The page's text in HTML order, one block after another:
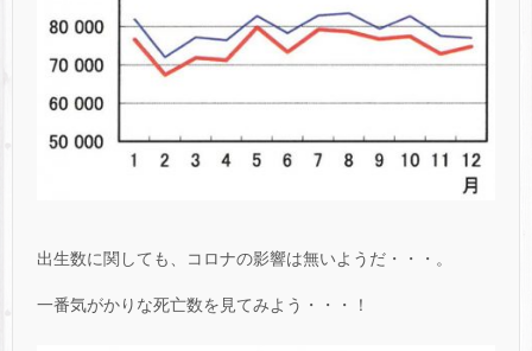
出生数に関しても、コロナの影響は無いようだ・・・。
一番気がかりな死亡数を見てみよう・・・！